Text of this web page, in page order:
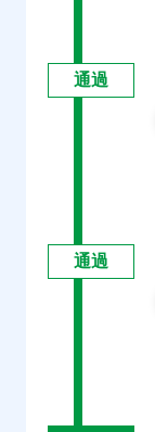
通過
通過